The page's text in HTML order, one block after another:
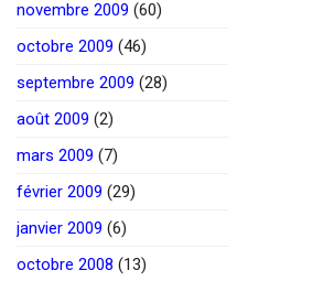
novembre 2009 (60)
octobre 2009 (46)
septembre 2009 (28)
août 2009 (2)
mars 2009 (7)
février 2009 (29)
janvier 2009 (6)
octobre 2008 (13)